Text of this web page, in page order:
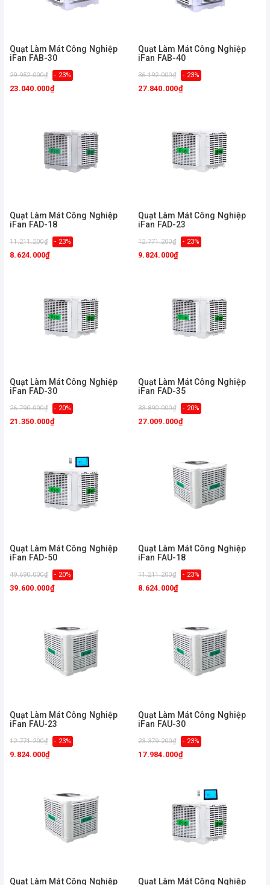
Quạt Làm Mát Công Nghiệp
iFan FAB-30
29.952.000₫ - 23%
23.040.000₫
Quạt Làm Mát Công Nghiệp
iFan FAB-40
36.192.000₫ - 23%
27.840.000₫
Quạt Làm Mát Công Nghiệp
iFan FAD-18
11.211.200₫ - 23%
8.624.000₫
Quạt Làm Mát Công Nghiệp
iFan FAD-23
12.771.200₫ - 23%
9.824.000₫
Quạt Làm Mát Công Nghiệp
iFan FAD-30
26.790.000₫ - 20%
21.350.000₫
Quạt Làm Mát Công Nghiệp
iFan FAD-35
33.890.000₫ - 20%
27.009.000₫
Quạt Làm Mát Công Nghiệp
iFan FAD-50
49.690.000₫ - 20%
39.600.000₫
Quạt Làm Mát Công Nghiệp
iFan FAU-18
11.211.200₫ - 23%
8.624.000₫
Quạt Làm Mát Công Nghiệp
iFan FAU-23
12.771.200₫ - 23%
9.824.000₫
Quạt Làm Mát Công Nghiệp
iFan FAU-30
23.379.200₫ - 23%
17.984.000₫
Quạt Làm Mát Công Nghiệp Quạt Làm Mát Công Nghiệp